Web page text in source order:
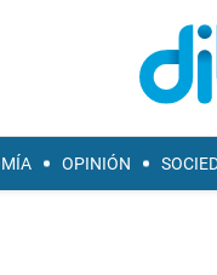
OPINIÓN